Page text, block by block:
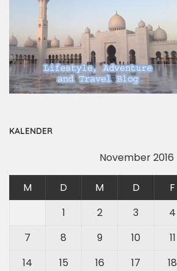
KALENDER
November 2016
M D M D F
1
2 3 4
7
8 9 10 11
14
15 16 17 18